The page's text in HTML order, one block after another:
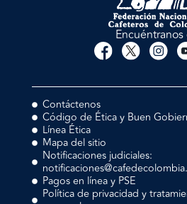
Encuéntranos
Contáctenos
Código de Ética y Buen
Línea Ética
Mapa del sitio
Notificaciones judiciales:
Pagos en línea y PSE
Política de privacidad y